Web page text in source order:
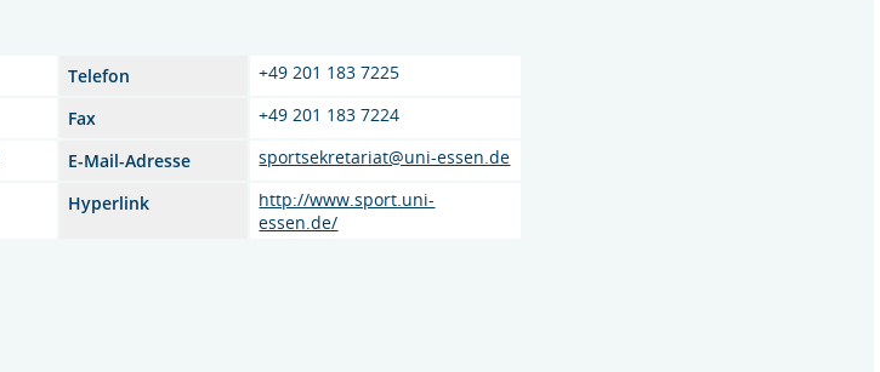
Telefon
+49 201 183 7225
Fax
+49 201 183 7224
E-Mail-Adresse
sportsekretariat@uni-essen.de
Hyperlink
http://www.sport.uni-
essen.de/